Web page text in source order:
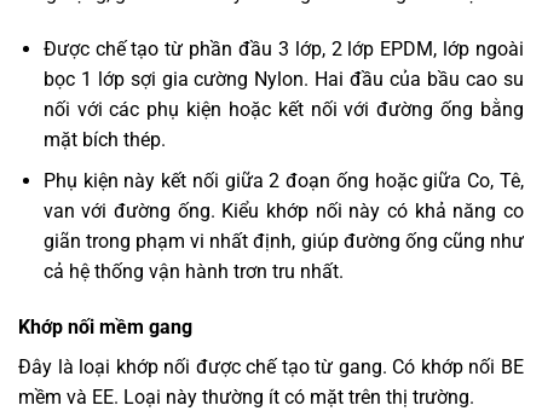
Được chế tạo từ phần đầu 3 lớp, 2 lớp EPDM, lớp ngoài
bọc 1 lớp sợi gia cường Nylon. Hai đầu của bầu cao su
nối với các phụ kiện hoặc kết nối với đường ống bằng
mặt bích thép.
Phụ kiện này kết nối giữa 2 đoạn ống hoặc giữa Co, Tê,
van với đường ống. Kiểu khớp nối này có khả năng co
giãn trong phạm vi nhất định, giúp đường ống cũng như
cả hệ thống vận hành trơn tru nhất.
Khớp nối mềm gang
Đây là loại khớp nối được chế tạo từ gang. Có khớp nối BE
mềm và EE. Loại này thường ít có mặt trên thị trường.